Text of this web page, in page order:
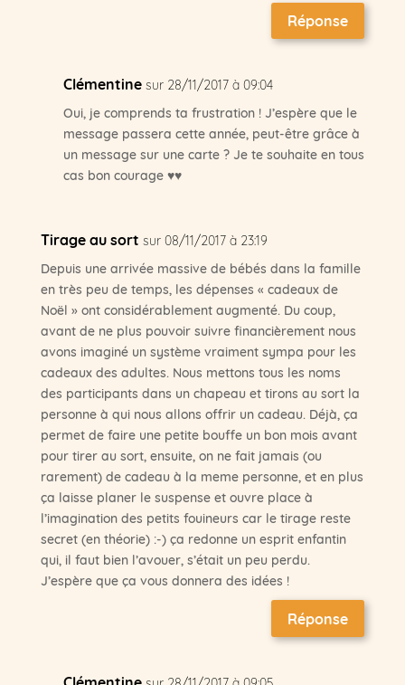
Réponse
Clémentine sur 28/11/2017 à 09:04
Oui, je comprends ta frustration ! J’espère que le
message passera cette année, peut-être grâce à
un message sur une carte ? Je te souhaite en tous
cas bon courage ♥♥
Tirage au sort sur 08/11/2017 à 23:19
Depuis une arrivée massive de bébés dans la famille
en très peu de temps, les dépenses « cadeaux de
Noël » ont considérablement augmenté. Du coup,
avant de ne plus pouvoir suivre financièrement nous
avons imaginé un système vraiment sympa pour les
cadeaux des adultes. Nous mettons tous les noms
des participants dans un chapeau et tirons au sort la
personne à qui nous allons offrir un cadeau. Déjà, ça
permet de faire une petite bouffe un bon mois avant
pour tirer au sort, ensuite, on ne fait jamais (ou
rarement) de cadeau à la meme personne, et en plus
ça laisse planer le suspense et ouvre place à
l’imagination des petits fouineurs car le tirage reste
secret (en théorie) :-) ça redonne un esprit enfantin
qui, il faut bien l’avouer, s’était un peu perdu.
J’espère que ça vous donnera des idées !
Réponse